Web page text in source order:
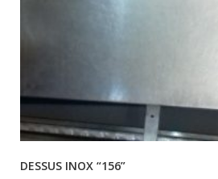
DESSUS INOX “156”